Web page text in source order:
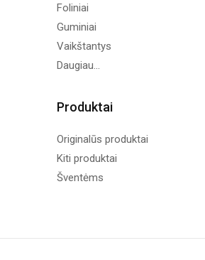
Foliniai
Guminiai
Vaikštantys
Daugiau...
Produktai
Originalūs produktai
Kiti produktai
Šventėms